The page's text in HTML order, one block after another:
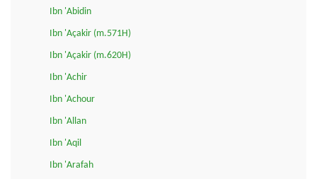
Ibn 'Abidin
Ibn 'Açakir (m.571H)
Ibn 'Açakir (m.620H)
Ibn 'Achir
Ibn 'Achour
Ibn 'Allan
Ibn 'Aqil
Ibn 'Arafah